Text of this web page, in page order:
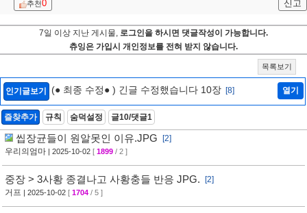
추천0 신고
7일 이상 지난 게시물, 로그인을 하시면 댓글작성이 가능합니다.
츄잉은 가입시 개인정보를 전혀 받지 않습니다.
목록보기
인기글보기 (● 최종 수정● ) 긴글 수정했습니다 10장 [8] 열기
즐찾추가 규칙 숨덕설정 글10/댓글1
씹장균들이 원알못인 이유.JPG
[2]
우리의엄마 | 2025-10-02 [ 1899 / 2 ]
중장 > 3사황 종결나고 사황충들 반응 JPG.
[2]
거프 | 2025-10-02 [ 1704 / 5 ]